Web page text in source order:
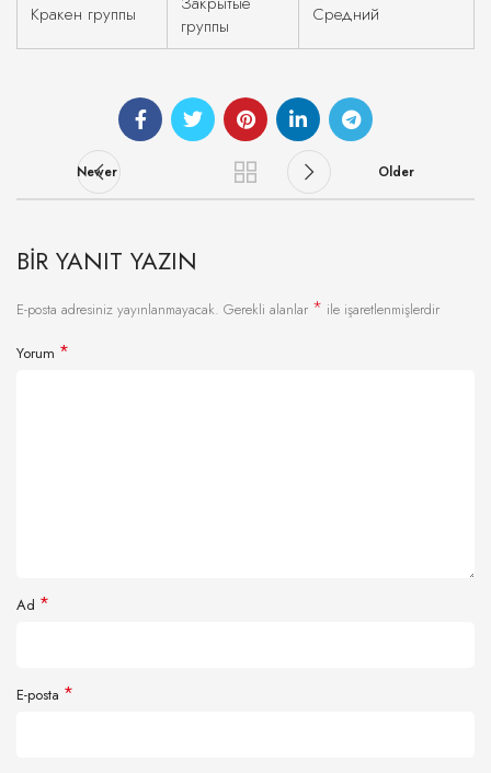
Кракен группы
группы
Средний
Newer Older
BIR YANIT YAZIN
E-posta adresiniz yayınlanmayacak. Gerekli alanlar * ile işaretlenmişlerdir
Yorum *
Ad *
E-posta *